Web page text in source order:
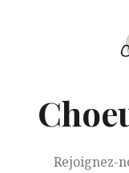
Rejoignez-